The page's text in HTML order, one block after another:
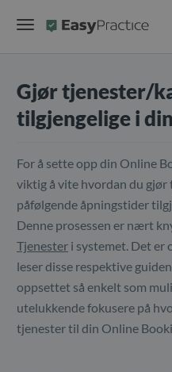
Gjør tjenester/
tilgjengelige i
For å sette opp din Online
viktig å vite hvordan du gjør
påfølgende åpningstider
Denne prosessen er nært
Tjenester i systemet. Det er
leser disse respektive
oppsettet så enkelt som
utelukkende fokusere på
tjenester til din Online